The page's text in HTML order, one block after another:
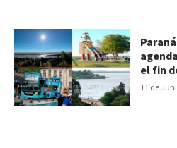
11 de
el fin